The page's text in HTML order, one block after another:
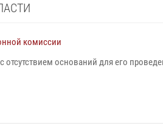
комиссии
оснований для его